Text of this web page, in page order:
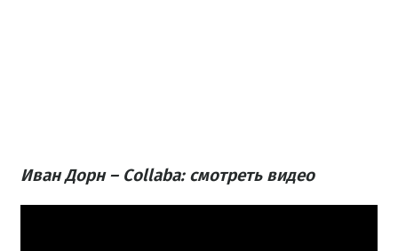
Иван Дорн – Collaba: смотреть видео